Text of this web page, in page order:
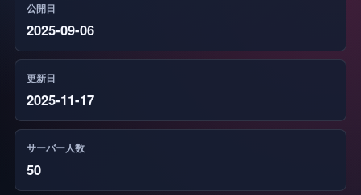
公開日
2025-09-06
更新日
2025-11-17
サーバー人数
50